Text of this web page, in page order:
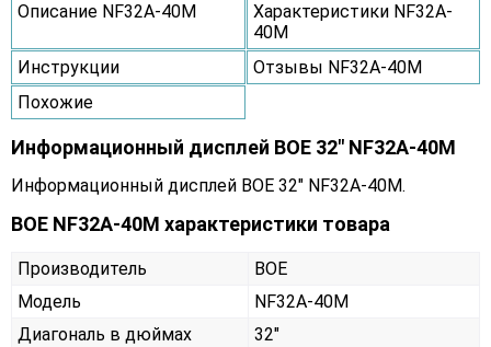
Описание NF32A-40M
Характеристики NF32A-
40M
Инструкции
Отзывы NF32A-40M
Похожие
Информационный дисплей BOE 32" NF32A-40M
Информационный дисплей BOE 32" NF32A-40M.
BOE NF32A-40M характеристики товара
Производитель
BOE
Модель
NF32A-40M
Диагональ в дюймах
32"